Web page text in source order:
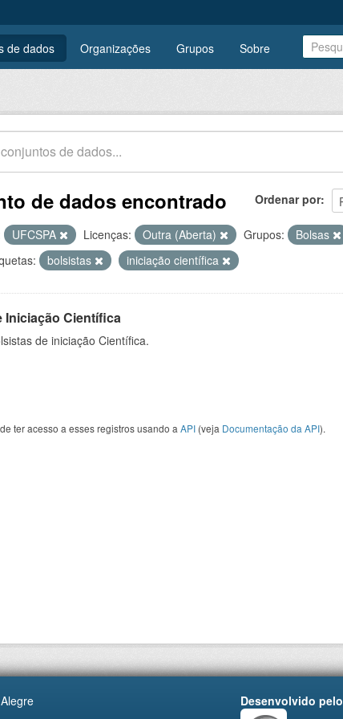
de dados Organizações Grupos Sobre
Ordenar por
de dados encontrado
UFCSPA Licenças: Outra (Aberta) Grupos: Bolsas
bolsistas iniciação científica
Iniciação Científica
de iniciação Científica.
ter acesso a esses registros usando a API (veja Documentação da API).
Desenvolvido pelo